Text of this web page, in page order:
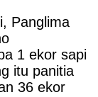
Panglima
1 ekor sapi
itu panitia
36 ekor